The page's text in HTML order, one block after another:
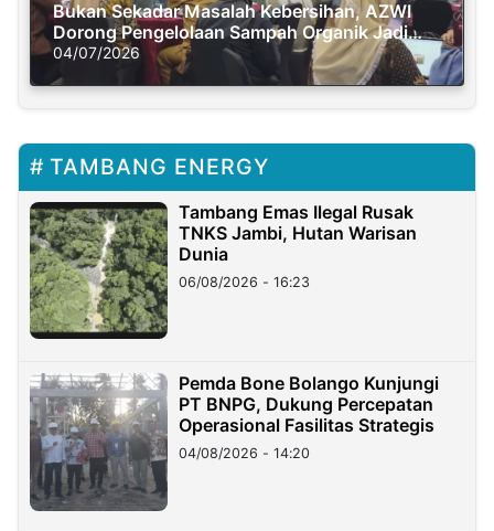
Bukan Sekadar Masalah Kebersihan, AZWI
Dorong Pengelolaan Sampah Organik Jadi
Solusi Krisis Iklim
04/07/2026
TAMBANG ENERGY
Tambang Emas Ilegal Rusak
TNKS Jambi, Hutan Warisan
Dunia
06/08/2026 - 16:23
Pemda Bone Bolango Kunjungi
PT BNPG, Dukung Percepatan
Operasional Fasilitas Strategis
04/08/2026 - 14:20